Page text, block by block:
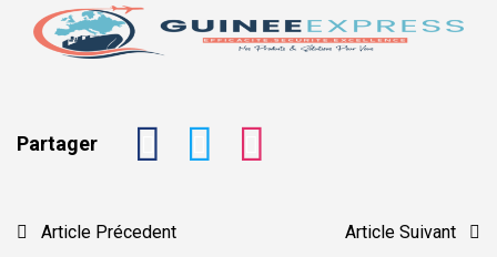
Partager
Article Précedent Article Suivant